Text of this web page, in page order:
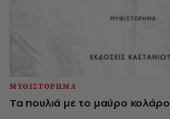
ΜΥΘΙΣΤΟΡΗΜΑ
Τα πουλιά με το μαύρο κολάρο